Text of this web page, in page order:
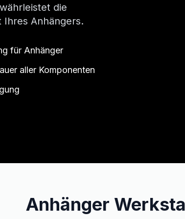
die
Ihres Anhängers.
für Anhänger
aller Komponenten
Anhänger